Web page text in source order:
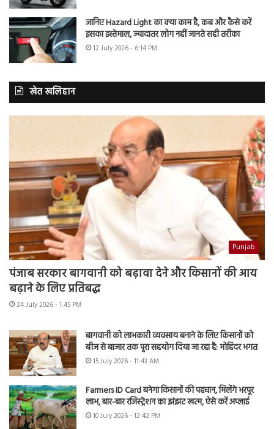
जानिए Hazard Light का क्या काम है, कब और कैसे करें
इसका इस्तेमाल, ज्यादातर लोग नहीं जानते सही तरीका
12 July 2026 - 6:14 PM
खेत खलिहान
Punjab
पंजाब सरकार बागवानी को बढ़ावा देने और किसानों की आय
बढ़ाने के लिए प्रतिबद्ध
24 July 2026 - 1:45 PM
बागवानी को लाभकारी व्यवसाय बनाने के लिए किसानों को
बीज से बाजार तक पूरा सहयोग दिया जा रहा है: मोहिंदर भगत
15 July 2026 - 11:43 AM
Farmers ID Card बनेगा किसानों की पहचान, मिलेंगे भरपूर
लाभ, बार-बार रजिस्ट्रेशन का झंझट खत्म, ऐसे करें अप्लाई
10 July 2026 - 12:42 PM